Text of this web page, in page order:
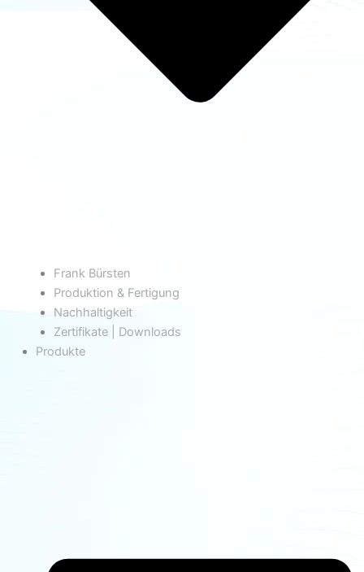
Frank Bürsten
Produktion & Fertigung
Nachhaltigkeit
Zertifikate | Downloads
Produkte